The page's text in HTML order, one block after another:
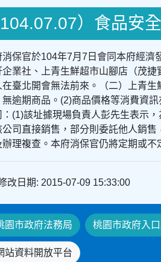
104.07.07）食品安
消保官於104年7月7日會同本府經濟
企業社、上青生鮮超市山腳店（茂
在臺北開會無法前來。（二）上青
無逾期商品。(2)商品價格等消費資
：(1)該址據現場負責人彭先生表示
公司直接銷售，部分則委託他人銷
辦理複查。本府消保官仍將定期或
改日期: 2015-07-09 15:33:00
園市政府法務局 桃園市政府入
站資料開放平台